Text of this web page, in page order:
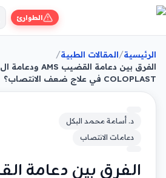
الطوارئ
الرئيسية/المقالات الطبية/
الفرق بين دعامة القضيب AMS ودعامة ال
COLOPLAST في علاج ضعف الانتصاب؟
د. أسامة محمد البكل
دعامات الانتصاب